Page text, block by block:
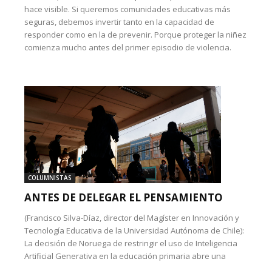
hace visible. Si queremos comunidades educativas más
seguras, debemos invertir tanto en la capacidad de
responder como en la de prevenir. Porque proteger la niñez
comienza mucho antes del primer episodio de violencia.
COLUMNISTAS
ANTES DE DELEGAR EL PENSAMIENTO
(Francisco Silva-Díaz, director del Magíster en Innovación y
Tecnología Educativa de la Universidad Autónoma de Chile):
La decisión de Noruega de restringir el uso de Inteligencia
Artificial Generativa en la educación primaria abre una